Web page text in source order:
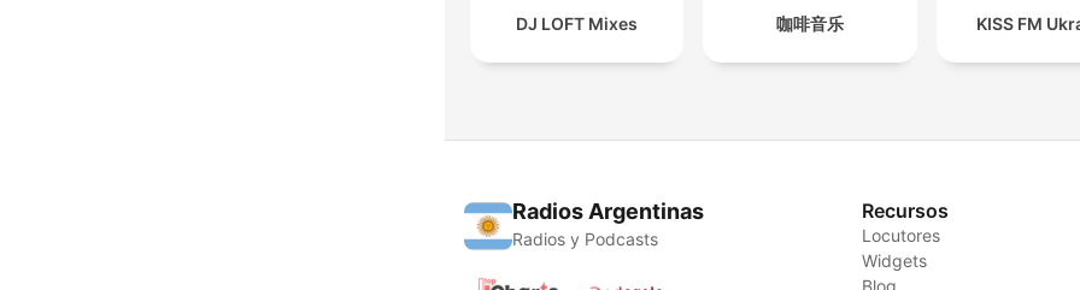
DJ LOFT Mixes 咖啡音乐 KISS FM
Radios Argentinas
Radios y Podcasts
Recursos
Locutores
Widgets
Blog